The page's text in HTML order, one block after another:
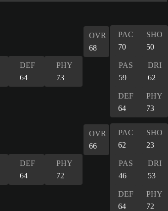
DEF
64
PHY
73
OVR
68
PAC
70
SHO
50
PAS
59
DRI
62
DEF
64
PHY
73
DEF
64
PHY
72
OVR
66
PAC
62
SHO
23
PAS
46
DRI
53
DEF
64
PHY
72